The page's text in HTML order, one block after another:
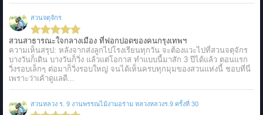
สวนจตุจักร
สวนสาธารณะใจกลางเมือง ที่ฟอกปอดของคนกรุงเทพฯ
ความเห็นสรุป: หลังจากส่งลูกไปโรงเรียนทุกวัน จะต้องแวะไปที่สวนจตุจักร
บางวันก็เดิน บางวันก็วิ่ง แล้วแต่โอกาส ทำแบบนี้มาสัก 3 ปีได้แล้ว ตอนแรก
วิ่งรอบเล็กๆ ต่อมาก็วิ่งรอบใหญ่ จนได้เห็นครบทุกมุมของสวนแห่งนี้ ชอบที่นี่
เพราะว่าเค้าดูแลดี...
สวนหลวง ร. 9 งานพรรณไม้งามอร่าม หลวงหลวงร.9 ครั้งที่ 30